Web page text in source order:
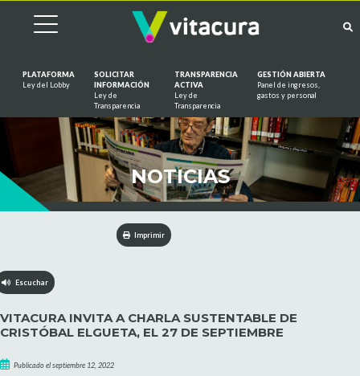
PLATAFORMA
Ley del Lobby
SOLICITAR
INFORMACIÓN
Ley de
Transparencia
TRANSPARENCIA
ACTIVA
Ley de
Transparencia
GESTIÓN ABIERTA
Panel de ingresos,
gastos y personal
NOTICIAS
Imprimir
Escuchar
VITACURA INVITA A CHARLA SUSTENTABLE DE
CRISTÓBAL ELGUETA, EL 27 DE SEPTIEMBRE
Publicado el septiembre 12, 2022